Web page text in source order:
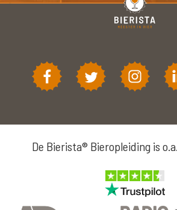
De Bierista® Bieropleiding is